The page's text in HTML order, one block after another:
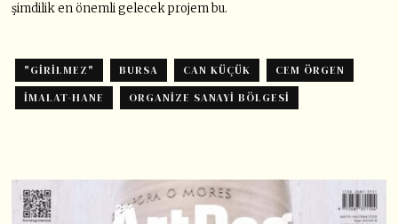
şimdilik en önemli gelecek projem bu.
"GIRILMEZ" BURSA CAN KÜÇÜK
CEM ÖRGEN
İMALAT-HANE
ORGANIZE SANAYI BÖLGESI